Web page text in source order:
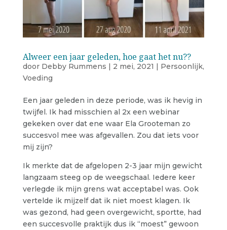
Alweer een jaar geleden, hoe gaat het nu??
door Debby Rummens | 2 mei, 2021 | Persoonlijk,
Voeding
Een jaar geleden in deze periode, was ik hevig in
twijfel. Ik had misschien al 2x een webinar
gekeken over dat ene waar Ela Grooteman zo
succesvol mee was afgevallen. Zou dat iets voor
mij zijn?
Ik merkte dat de afgelopen 2-3 jaar mijn gewicht
langzaam steeg op de weegschaal. Iedere keer
verlegde ik mijn grens wat acceptabel was. Ook
vertelde ik mijzelf dat ik niet moest klagen. Ik
was gezond, had geen overgewicht, sportte, had
een succesvolle praktijk dus ik “moest” gewoon